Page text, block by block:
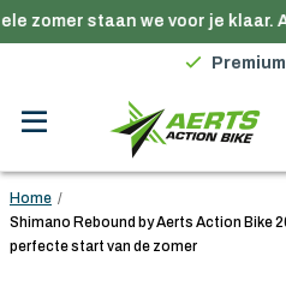
zomer staan we voor je klaar.
Gratis verzending
Gratis verzending
Home /
Shimano Rebound by Aerts Action Bike
perfecte start van de zomer